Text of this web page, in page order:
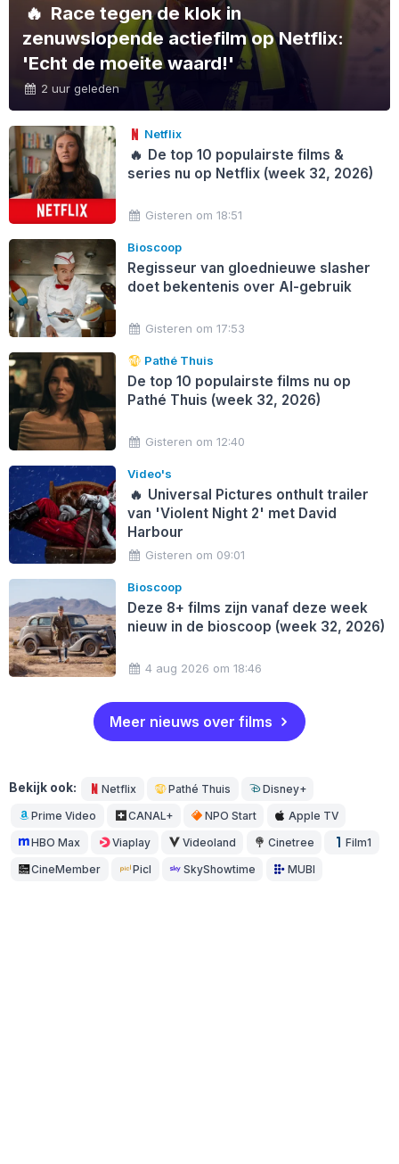
🔥 Race tegen de klok in
zenuwslopende actiefilm op Netflix:
'Echt de moeite waard!'
2 uur geleden
Netflix
🔥 De top 10 populairste films &
series nu op Netflix (week 32, 2026)
Gisteren om 18:51
Bioscoop
Regisseur van gloednieuwe slasher
doet bekentenis over AI-gebruik
Gisteren om 17:53
Pathé Thuis
De top 10 populairste films nu op
Pathé Thuis (week 32, 2026)
Gisteren om 12:40
Video's
🔥 Universal Pictures onthult trailer
van 'Violent Night 2' met David
Harbour
Gisteren om 09:01
Bioscoop
Deze 8+ films zijn vanaf deze week
nieuw in de bioscoop (week 32, 2026)
4 aug 2026 om 18:46
Meer nieuws over films
Bekijk ook: Netflix Pathé Thuis Disney+
Prime Video CANAL+ NPO Start Apple TV
HBO Max Viaplay Videoland Cinetree Film1
CineMember Picl SkyShowtime MUBI